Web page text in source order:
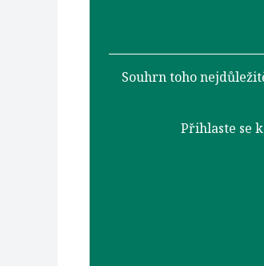
Souhrn toho
Přihlaste se